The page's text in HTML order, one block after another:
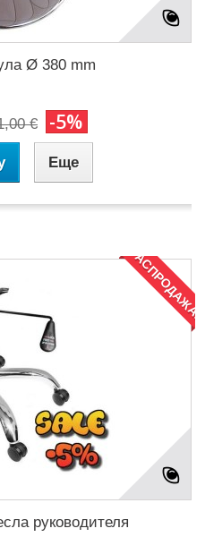
Ø 380 mm
€ -5%
Еще
РАСПРОДАЖА!
руководителя